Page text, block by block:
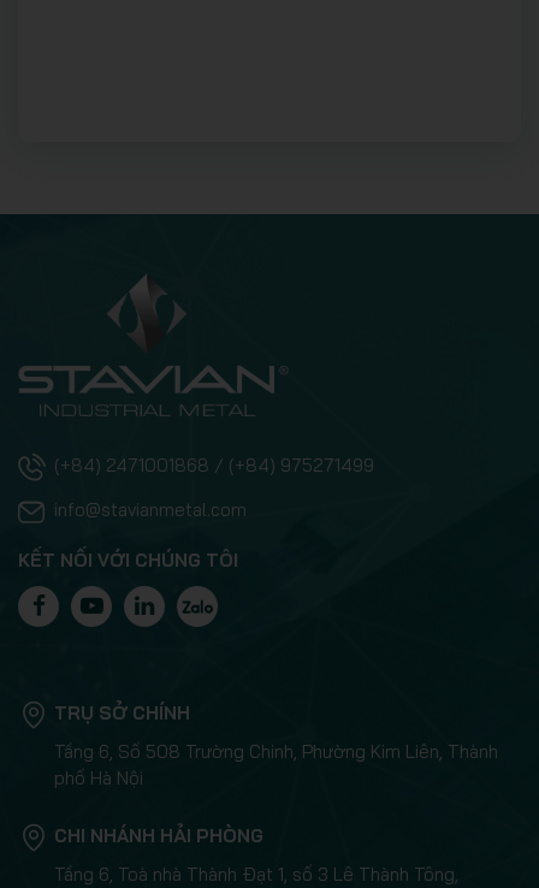
(+84) 2471001868 / (+84) 975271499
info@stavianmetal.com
KẾT NỐI VỚI CHÚNG TÔI
TRỤ SỞ CHÍNH
Tầng 6, Số 508 Trường Chinh, Phường Kim Liên, Thành
phố Hà Nội
CHI NHÁNH HẢI PHÒNG
Tầng 6, Toà nhà Thành Đạt 1, số 3 Lê Thành Tông,